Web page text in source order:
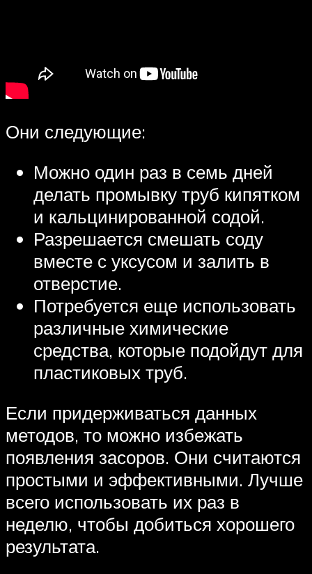
Они следующие:
Можно один раз в семь дней
делать промывку труб кипятком
и кальцинированной содой.
Разрешается смешать соду
вместе с уксусом и залить в
отверстие.
Потребуется еще использовать
различные химические
средства, которые подойдут для
пластиковых труб.
Если придерживаться данных
методов, то можно избежать
появления засоров. Они считаются
простыми и эффективными. Лучше
всего использовать их раз в
неделю, чтобы добиться хорошего
результата.